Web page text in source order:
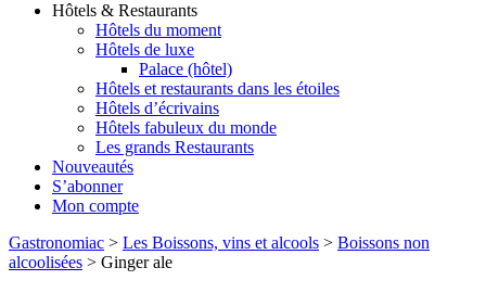
Hôtels & Restaurants
Hôtels du moment
Hôtels de luxe
Palace (hôtel)
Hôtels et restaurants dans les étoiles
Hôtels d’écrivains
Hôtels fabuleux du monde
Les grands Restaurants
Nouveautés
S’abonner
Mon compte
Gastronomiac > Les Boissons, vins et alcools > Boissons non
alcoolisées > Ginger ale